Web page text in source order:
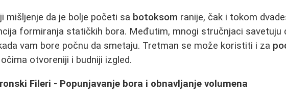
mišljenje da je bolje početi sa botoksom ranije, čak i tokom
formiranja statičkih bora. Međutim, mnogi stručnjaci savetuju
vam bore počnu da smetaju. Tretman se može koristiti i za
otvoreniji i budniji izgled.
Fileri - Popunjavanje bora i obnavljanje volumena